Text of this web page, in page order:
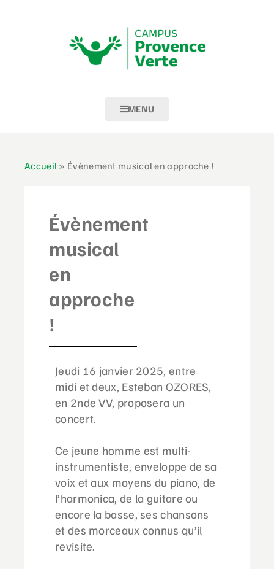
MENU
Accueil » Évènement musical en approche !
Évènement
musical
en
approche
!
Jeudi 16 janvier 2025, entre
midi et deux, Esteban OZORES,
en 2nde VV, proposera un
concert.
Ce jeune homme est multi-
instrumentiste, enveloppe de sa
voix et aux moyens du piano, de
l’harmonica, de la guitare ou
encore la basse, ses chansons
et des morceaux connus qu’il
revisite.